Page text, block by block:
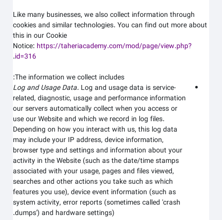
Like many businesses, we also collect information through
cookies and similar technologies. You can find out more about
this in our Cookie
Notice:https://taheriacademy.com/mod/page/view.php?
id=316
.
The information we collect includes:
Log and Usage Data.Log and usage data is service-
related, diagnostic, usage and performance information
our servers automatically collect when you access or
use ourWebsiteand which we record in log files.
Depending on how you interact with us, this log data
may include your IP address, device information,
browser type and settings and information about your
activity in theWebsite(such as the date/time stamps
associated with your usage, pages and files viewed,
searches and other actions you take such as which
features you use), device event information (such as
system activity, error reports (sometimes called 'crash
dumps') and hardware settings).